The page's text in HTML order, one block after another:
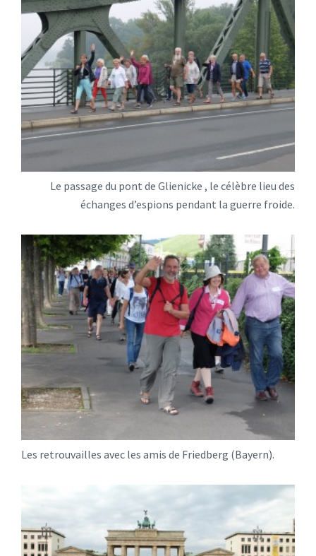
Le passage du pont de Glienicke , le célèbre lieu des
échanges d’espions pendant la guerre froide.
Les retrouvailles avec les amis de Friedberg (Bayern).